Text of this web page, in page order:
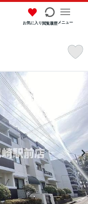
お気に入り閲覧履歴メニュー